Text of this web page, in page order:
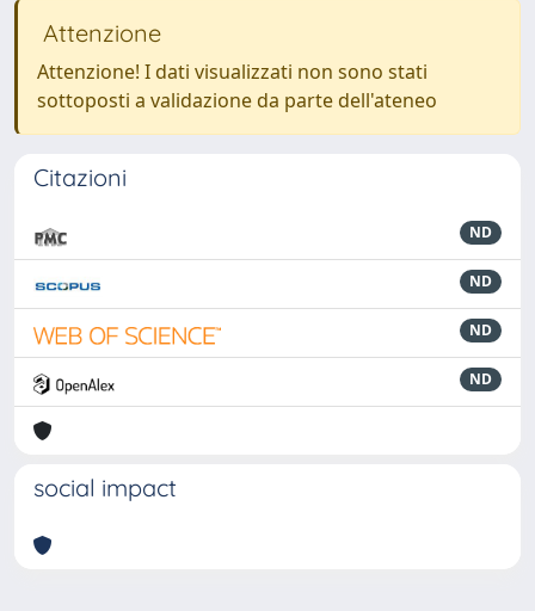
Attenzione
Attenzione! I dati visualizzati non sono stati
sottoposti a validazione da parte dell'ateneo
Citazioni
ND
ND
ND
ND
social impact